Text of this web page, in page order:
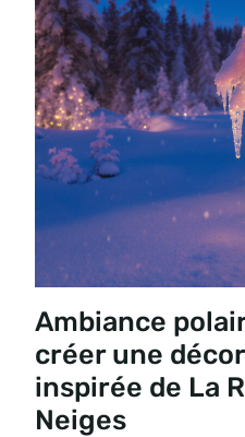
Ambiance
créer une
inspirée de La
Neiges